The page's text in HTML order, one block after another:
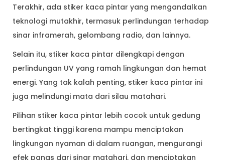
Terakhir, ada stiker kaca pintar yang mengandalkan
teknologi mutakhir, termasuk perlindungan terhadap
sinar inframerah, gelombang radio, dan lainnya.
Selain itu, stiker kaca pintar dilengkapi dengan
perlindungan UV yang ramah lingkungan dan hemat
energi. Yang tak kalah penting, stiker kaca pintar ini
juga melindungi mata dari silau matahari.
Pilihan stiker kaca pintar lebih cocok untuk gedung
bertingkat tinggi karena mampu menciptakan
lingkungan nyaman di dalam ruangan, mengurangi
efek panas dari sinar matahari, dan menciptakan